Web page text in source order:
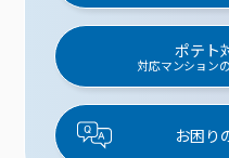
ポテト
対応マンション
お困り